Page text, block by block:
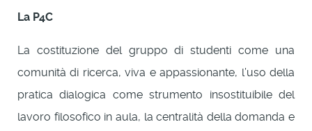
La P4C
La costituzione del gruppo di studenti come una
comunità di ricerca, viva e appassionante, l’uso della
pratica dialogica come strumento insostituibile del
lavoro filosofico in aula, la centralità della domanda e